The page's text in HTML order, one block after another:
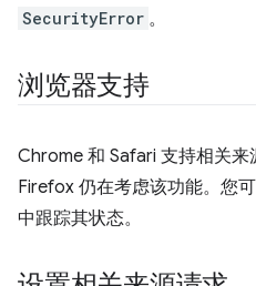
SecurityError 。
浏览器支持
Chrome 和 Safari 支持相关来
Firefox 仍在考虑该功能。您
中跟踪其状态。